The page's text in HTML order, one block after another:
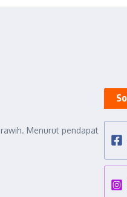
Menurut pendapat